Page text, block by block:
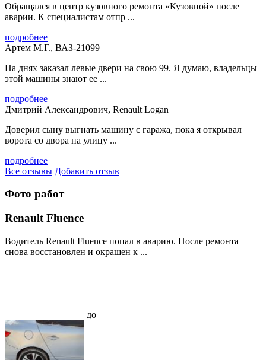
Обращался в центр кузовного ремонта «Кузовной» после
аварии. К специалистам отпр ...
подробнее
Артем М.Г., ВАЗ-21099
На днях заказал левые двери на свою 99. Я думаю, владельцы
этой машины знают ее ...
подробнее
Дмитрий Александрович, Renault Logan
Доверил сыну выгнать машину с гаража, пока я открывал
ворота со двора на улицу ...
подробнее
Все отзывы Добавить отзыв
Фото работ
Renault Fluence
Водитель Renault Fluence попал в аварию. После ремонта
снова восстановлен и окрашен к ...
до